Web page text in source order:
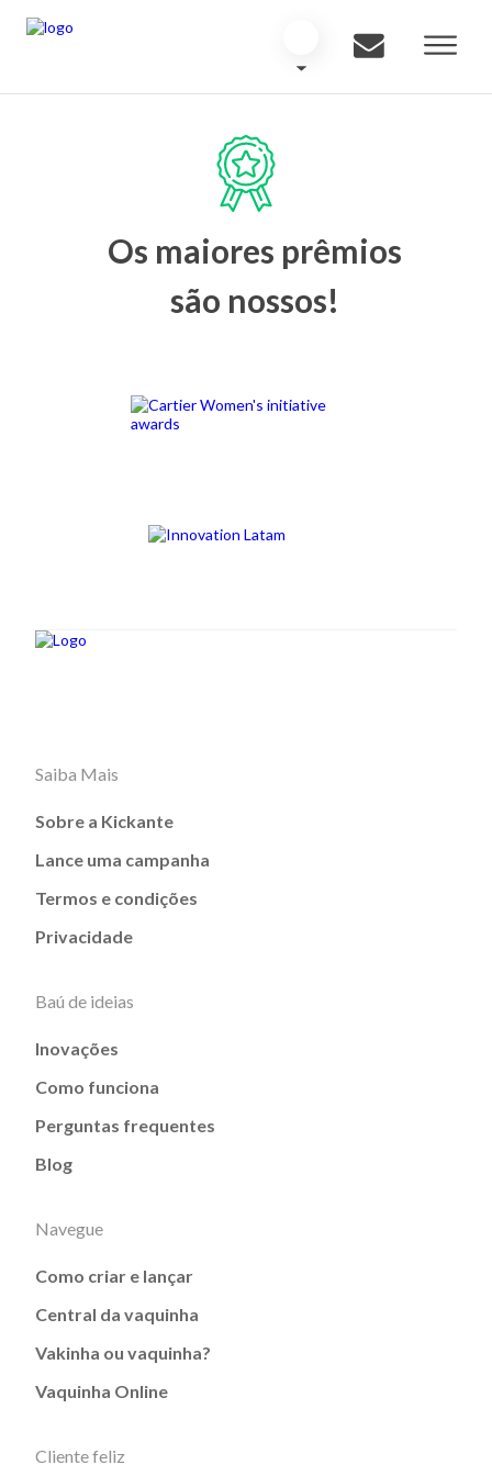
Os maiores prêmios
são nossos!
Saiba Mais
Sobre a Kickante
Lance uma campanha
Termos e condições
Privacidade
Baú de ideias
Inovações
Como funciona
Perguntas frequentes
Blog
Navegue
Como criar e lançar
Central da vaquinha
Vakinha ou vaquinha?
Vaquinha Online
Cliente feliz